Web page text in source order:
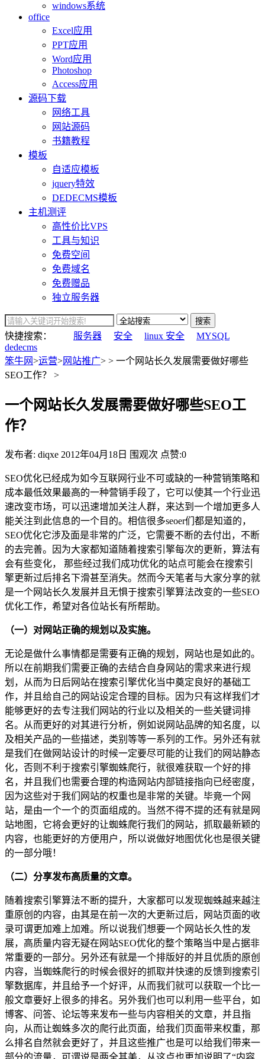
windows系统
office
Excel应用
PPT应用
Word应用
Photoshop
Access应用
源码下载
网络工具
网站源码
书籍教程
模板
自适应模板
jquery特效
DEDECMS模板
主机测评
高性价比VPS
工具与知识
免费空间
免费域名
免费赠品
独立服务器
搜索
快捷搜索： 服务器 安全 linux 安全
MYSQL
dedecms
笨牛网>运营>网站推广> > 一个网站长久发展需要做好哪些
SEO工作？ >
一个网站长久发展需要做好哪些SEO工
作？
发布者: diqxe 2012年04月18日 围观次 点赞:0
SEO优化已经成为如今互联网行业不可或缺的一种营销策略和
成本最低效果最高的一种营销手段了，它可以使其一个行业迅
速改变市场，可以迅速增加关注人群，来达到一个增加更多人
能关注到此信息的一个目的。相信很多seoer们都是知道的，
SEO优化它涉及面是非常的广泛，它需要不断的去付出，不断
的去完善。因为大家都知道随着搜索引擎每次的更新，算法有
会有些变化， 那些经过我们成功优化的站点可能会在搜索引
擎更新过后排名下滑甚至消失。然而今天笔者与大家分享的就
是一个网站长久发展并且无惧于搜索引擎算法改变的一些SEO
优化工作，希望对各位站长有所帮助。
（一）对网站正确的规划以及实施。
无论是做什么事情都是需要有正确的规划，网站也是如此的。
所以在前期我们需要正确的去结合自身网站的需求来进行规
划，从而为日后网站在搜索引擎优化当中奠定良好的基础工
作，并且给自己的网站设定合理的目标。因为只有这样我们才
能够更好的去专注我们网站的行业以及相关的一些关键词排
名。从而更好的对其进行分析，例如说网站品牌的知名度，以
及相关产品的一些描述，类别等等一系列的工作。另外还有就
是我们在做网站设计的时候一定要尽可能的让我们的网站静态
化，否则不利于搜索引擎蜘蛛爬行，就很难获取一个好的排
名，并且我们也需要合理的构造网站内部链接指向已经密度，
因为这些对于我们网站的权重也是非常的关键。毕竟一个网
站，是由一个一个的页面组成的。当然不得不提的还有就是网
站地图，它将会更好的让蜘蛛爬行我们的网站，抓取最新颖的
内容，也能更好的方便用户，所以说做好地图优化也是很关键
的一部分哦！
（二）分享发布高质量的文章。
随着搜索引擎算法不断的提升，大家都可以发现蜘蛛越来越注
重原创的内容，由其是在前一次的大更新过后，网站页面的收
录可谓更加难上加难。所以说我们想要一个网站长久性的发
展，高质量内容无疑在网站SEO优化的整个策略当中是占据非
常重要的一部分。另外还有就是一个排版好的并且优质的原创
内容，当蜘蛛爬行的时候会很好的抓取并快速的反馈到搜索引
擎数据库，并且给予一个好评，从而我们就可以获取一个比一
般文章要好上很多的排名。另外我们也可以利用一些平台，如
博客、问答、论坛等来发布一些与内容相关的文章，并且指
向，从而让蜘蛛多次的爬行此页面，给我们页面带来权重，那
么排名自然就会更好了，并且这些推广也是可以给我们带来一
部分的流量，可谓说是两全其美，从这点也更加说明了“内容